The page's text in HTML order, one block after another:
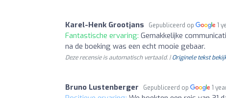
Karel-Henk Grootjans Gepubliceerd op 1
Fantastische ervaring: Gemakkelijke
na de boeking was een echt mooie gebaar.
Deze recensie is automatisch vertaald. |Originele tekst
Bruno Lustenberger Gepubliceerd op 1